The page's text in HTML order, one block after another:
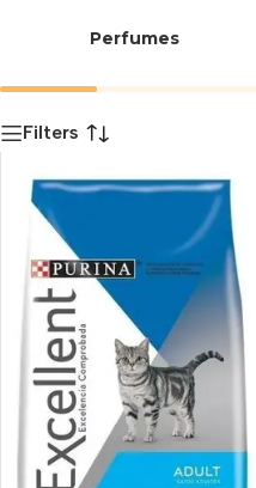
Perfumes
Filters